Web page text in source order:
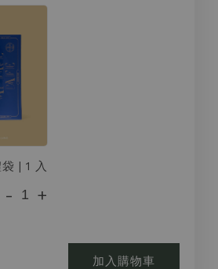
| 1 入
- +
加入購物車